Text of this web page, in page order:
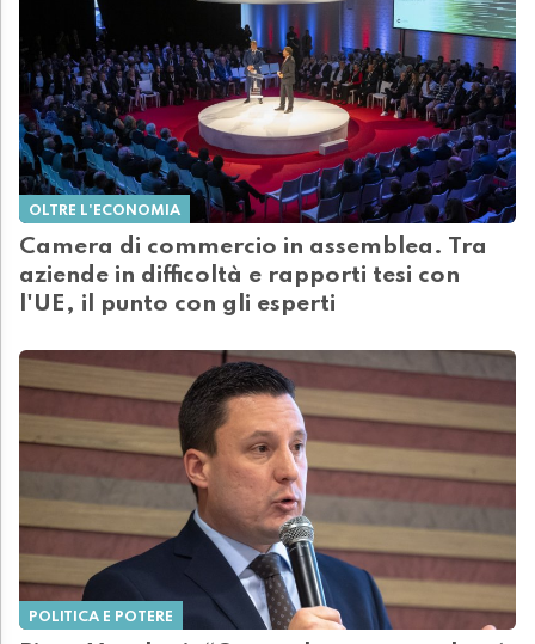
OLTRE L'ECONOMIA
Camera di commercio in assemblea. Tra
aziende in difficoltà e rapporti tesi con
l'UE, il punto con gli esperti
POLITICA E POTERE